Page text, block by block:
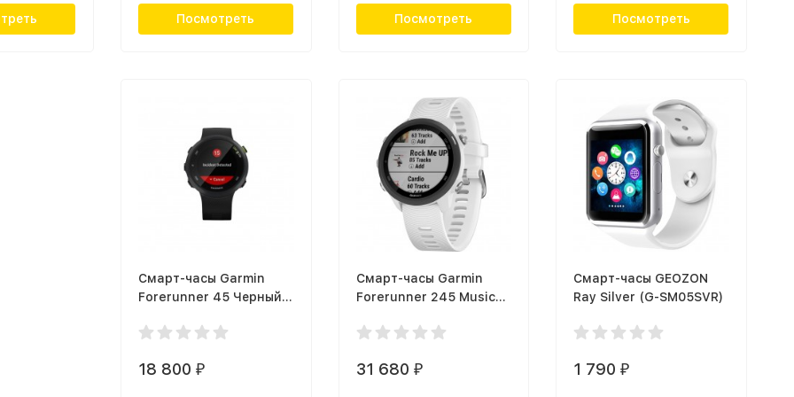
Посмотреть Посмотреть Посмотреть
Смарт-часы Garmin
Forerunner 45 Черный
18 800 ₽
Смарт-часы Garmin
Forerunner 245 Music
31 680 ₽
Смарт-часы GEOZON
Ray Silver (G-SM05SVR)
1 790₽